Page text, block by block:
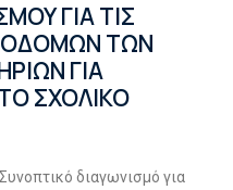
ΓΙΑ ΤΙΣ
ΤΩΝ
ΓΙΑ
ΣΧΟΛΙΚΟ
διαγωνισμό για